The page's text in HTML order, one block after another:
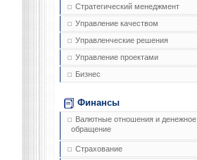
Стратегический менеджмент
Управление качеством
Управленческие решения
Управление проектами
Бизнес
Финансы
Валютные отношения и денежное
обращение
Страхование